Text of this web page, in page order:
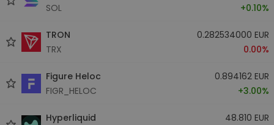
SOL
+0.10%
TRON
TRX
0.282534000 EUR
0.00%
Figure Heloc
FIGR_HELOC
0.894162 EUR
+3.00%
Hyperliquid
48.810 EUR